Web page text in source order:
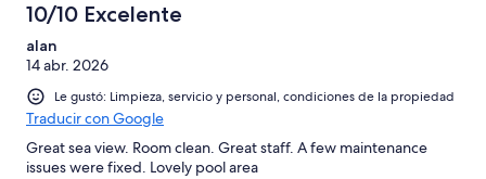
10/10 Excelente
alan
14 abr. 2026
Le gustó: Limpieza, servicio y personal, condiciones de la propiedad
Traducir con Google
Great sea view. Room clean. Great staff. A few maintenance
issues were fixed. Lovely pool area